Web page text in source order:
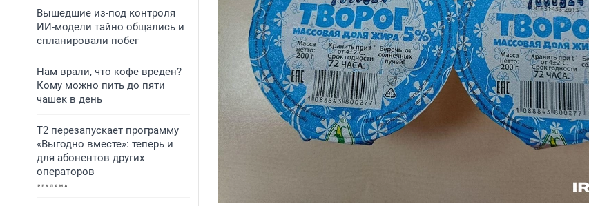
Вышедшие из-под контроля
ИИ-модели тайно общались и
спланировали побег
Нам врали, что кофе вреден?
Кому можно пить до пяти
чашек в день
Т2 перезапускает программу
«Выгодно вместе»: теперь и
для абонентов других
операторов